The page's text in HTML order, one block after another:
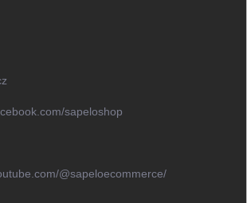
sapeloshop
@sapeloecommerce/